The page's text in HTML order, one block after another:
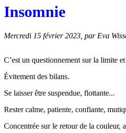
Insomnie
Mercredi 15 février 2023 par Eva
C’est un questionnement sur la limite
Évitement des bilans.
Se laisser être suspendue, flottante...
Rester calme, patiente, confiante,
Concentrée sur le retour de la couleur,